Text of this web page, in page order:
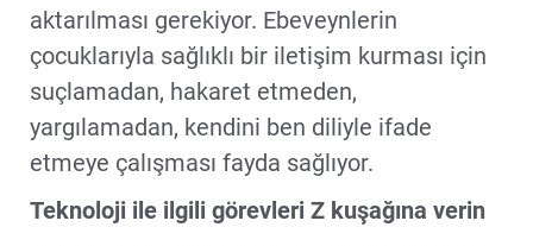
aktarılması gerekiyor. Ebeveynlerin
çocuklarıyla sağlıklı bir iletişim kurması için
suçlamadan, hakaret etmeden,
yargılamadan, kendini ben diliyle ifade
etmeye çalışması fayda sağlıyor.
Teknoloji ile ilgili görevleri Z kuşağına verin